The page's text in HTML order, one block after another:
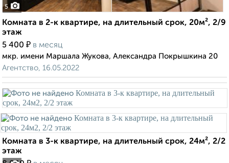
5
Комната в 2-к квартире, на длительный срок, 20м², 2/9
этаж
5 400 ₽ в месяц
мкр. имени Маршала Жукова, Александра Покрышкина 20
Агентство, 16.05.2022
Комната в 3-к квартире, на длительный срок, 24м², 2/2
этаж